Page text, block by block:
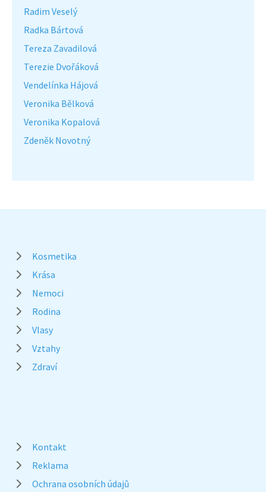
Radim Veselý
Radka Bártová
Tereza Zavadilová
Terezie Dvořáková
Vendelínka Hájová
Veronika Bělková
Veronika Kopalová
Zdeněk Novotný
Kosmetika
Krása
Nemoci
Rodina
Vlasy
Vztahy
Zdraví
Kontakt
Reklama
Ochrana osobních údajů